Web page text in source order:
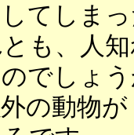
てしま
も、人
でしょ
の動物